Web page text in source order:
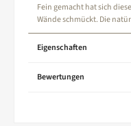
Fein gemacht hat sich
Wände schmückt. Die
Eigenschaften
Bewertungen